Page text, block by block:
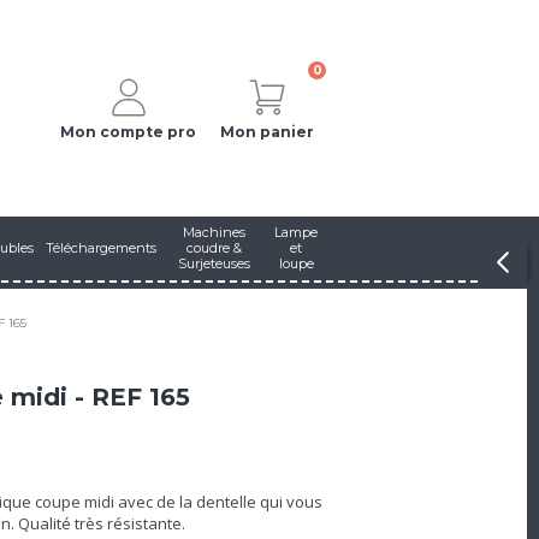
Mon compte pro
0
Mon panier
Téléchargements
Machines
coudre &
Surjeteuses
Lampe
et
loupe
165
- REF 165
coupe midi avec de la dentelle qui vous
Qualité très résistante.